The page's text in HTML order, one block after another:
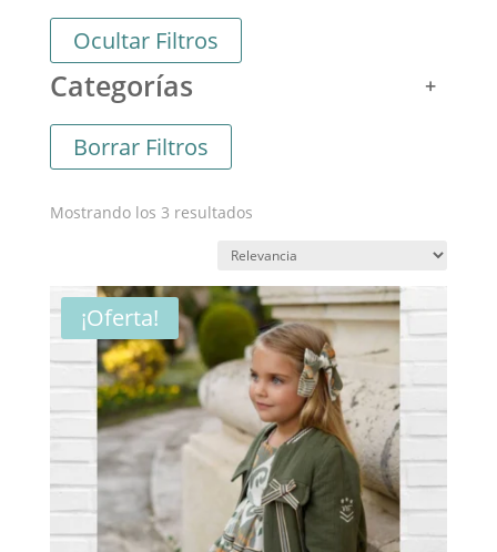
Ocultar Filtros
Categorías
Borrar Filtros
Mostrando los 3 resultadosOrdenado
los
últimos
¡Oferta!